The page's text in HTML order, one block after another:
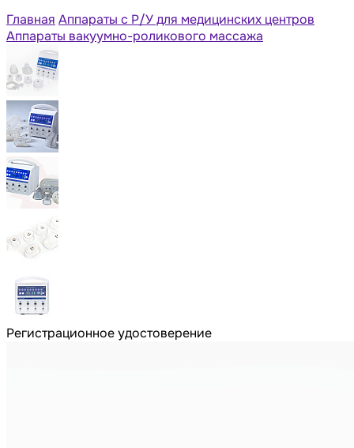
Главная Аппараты с Р/У для медицинских центров
Аппараты вакуумно-роликового массажа
Регистрационное удостоверение